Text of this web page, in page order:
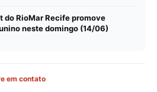
do RioMar Recife promove
neste domingo (14/06)
em contato